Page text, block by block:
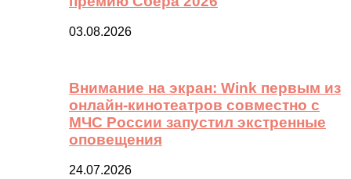
03.08.2026
Внимание на экран: Wink первым из
онлайн-кинотеатров совместно с
МЧС России запустил экстренные
оповещения
24.07.2026